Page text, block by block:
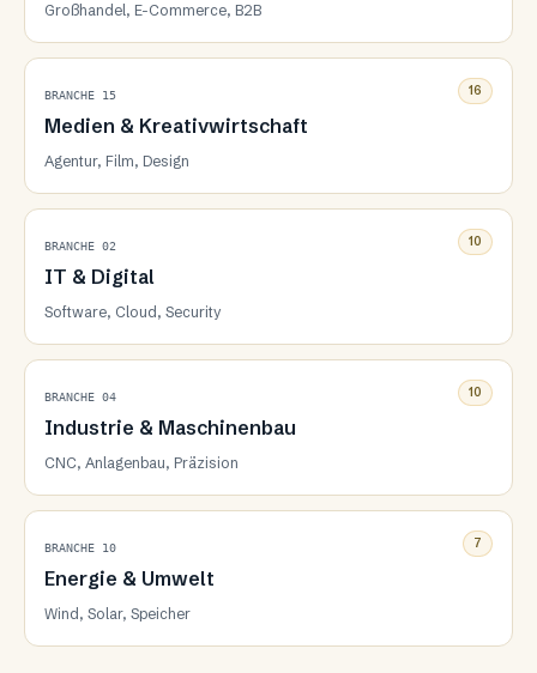
Großhandel, E-Commerce, B2B
BRANCHE 15
Medien & Kreativwirtschaft
Agentur, Film, Design
16
BRANCHE 02
IT & Digital
Software, Cloud, Security
10
BRANCHE 04
Industrie & Maschinenbau
CNC, Anlagenbau, Präzision
10
BRANCHE 10
Energie & Umwelt
Wind, Solar, Speicher
7